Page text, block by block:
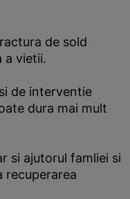
de sold
a vietii.
de interventie
dura mai mult
si ajutorul famliei si
recuperarea